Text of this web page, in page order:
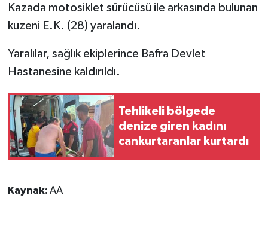
Kazada motosiklet sürücüsü ile arkasında bulunan
kuzeni E.K. (28) yaralandı.
Yaralılar, sağlık ekiplerince Bafra Devlet
Hastanesine kaldırıldı.
Tehlikeli bölgede
denize giren kadını
cankurtaranlar kurtardı
Kaynak: AA